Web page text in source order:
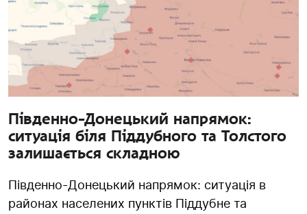
Південно-Донецький напрямок:
ситуація біля Піддубного та Толстого
залишається складною
Південно-Донецький напрямок: ситуація в
районах населених пунктів Піддубне та